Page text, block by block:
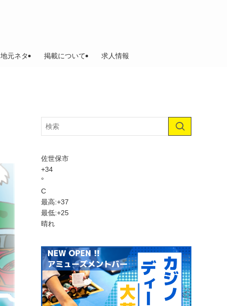
地元ネタ 掲載について 求人情報
佐世保市
+34
°
C
最高:+37
最低:+25
晴れ